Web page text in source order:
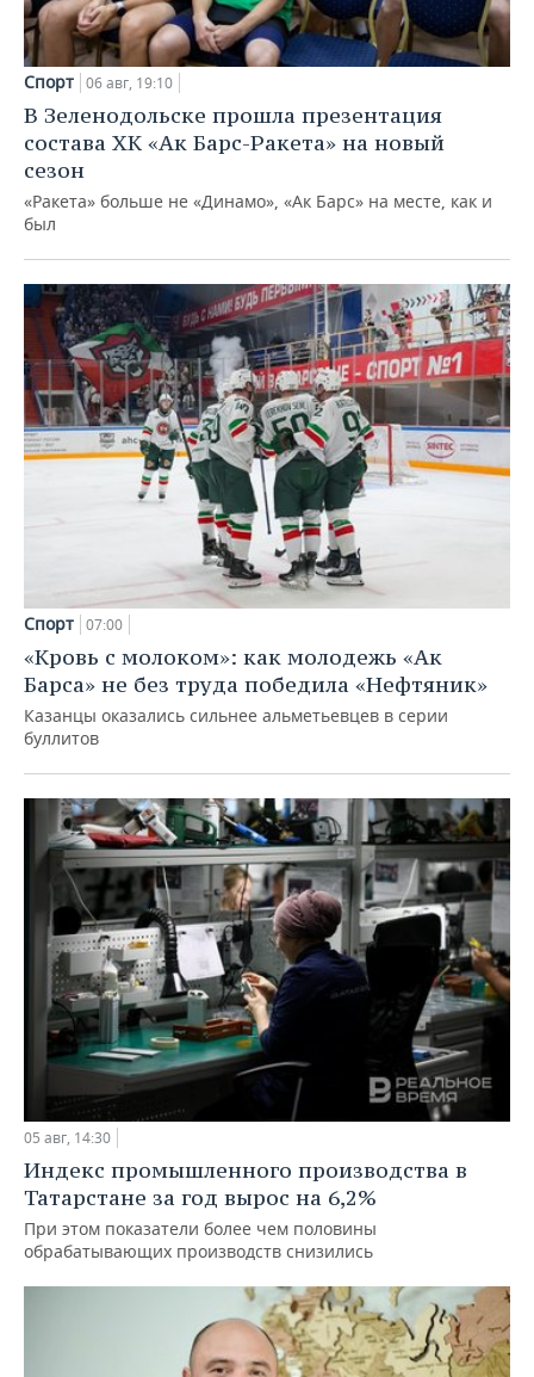
Спорт 06 авг, 19:10
В Зеленодольске прошла презентация
состава ХК «Ак Барс-Ракета» на новый
сезон
«Ракета» больше не «Динамо», «Ак Барс» на месте, как и
был
Спорт 07:00
«Кровь с молоком»: как молодежь «Ак
Барса» не без труда победила «Нефтяник»
Казанцы оказались сильнее альметьевцев в серии
буллитов
05 авг, 14:30
Индекс промышленного производства в
Татарстане за год вырос на 6,2%
При этом показатели более чем половины
обрабатывающих производств снизились